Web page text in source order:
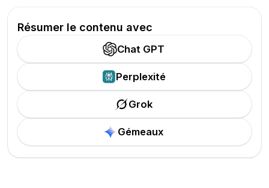
Résumer le contenu avec
Chat GPT
Perplexité
Grok
Gémeaux